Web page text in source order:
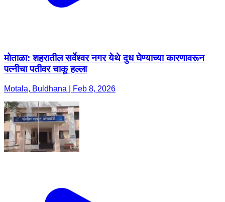
मोताळा: शहरातील सर्वेश्वर नगर येथे दुध घेण्याच्या कारणावरून
पत्नीचा पतीवर चाकू हल्ला
Motala, Buldhana | Feb 8, 2026